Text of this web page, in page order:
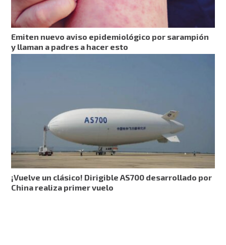
Emiten nuevo aviso epidemiológico por sarampión
y llaman a padres a hacer esto
¡Vuelve un clásico! Dirigible AS700 desarrollado por
China realiza primer vuelo